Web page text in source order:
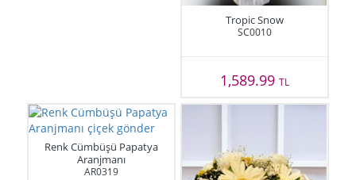
Tropic Snow
SC0010
1,589.99 TL
Renk Cümbüşü Papatya
Aranjmanı
AR0319